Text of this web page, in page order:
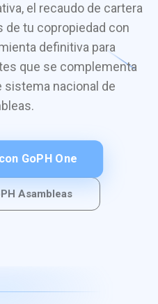
el recaudo de cartera
de tu copropiedad con
definitiva para
que se complementa
nacional de
GoPH One
Asambleas